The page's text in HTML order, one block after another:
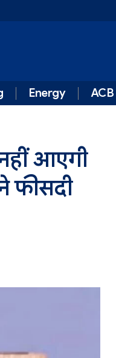
Energy ACB
आएगी
फीसदी